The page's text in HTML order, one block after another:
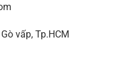
vấp, Tp.HCM